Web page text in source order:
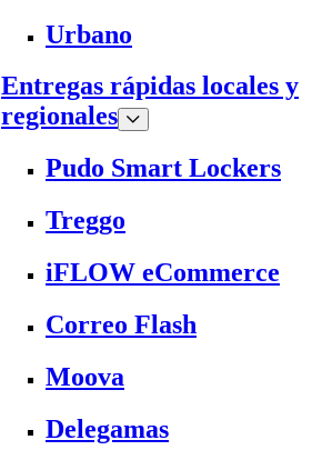
Urbano
Entregas rápidas locales y
regionales
Pudo Smart Lockers
Treggo
iFLOW eCommerce
Correo Flash
Moova
Delegamas